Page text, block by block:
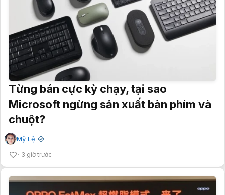
Từng bán cực kỳ chạy, tại sao
Microsoft ngừng sản xuất bàn phím và
chuột?
Mỹ Lệ ✔
3 giờ trước